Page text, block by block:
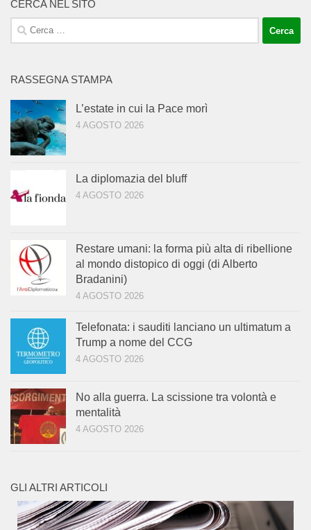
CERCA NEL SITO
Ricerca
per:
RASSEGNA STAMPA
L’estate in cui la Pace morì
4 AGOSTO 2026
La diplomazia del bluff
4 AGOSTO 2026
Restare umani: la forma più alta di ribellione
al mondo distopico di oggi (di Alberto
Bradanini)
4 AGOSTO 2026
Telefonata: i sauditi lanciano un ultimatum a
Trump a nome del CCG
4 AGOSTO 2026
No alla guerra. La scissione tra volontà e
mentalità
4 AGOSTO 2026
GLI ALTRI ARTICOLI